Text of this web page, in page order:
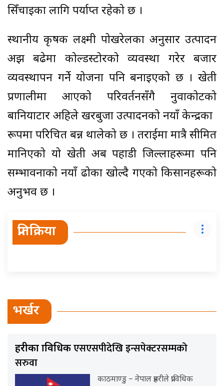
सिँचाइका लागि पर्याप्त रहेको छ ।
स्थानीय कृषक लक्ष्मी पोखरेलका अनुसार उत्पादन
अझ बढेमा कोल्डस्टोरको व्यवस्था गरेर बजार
व्यवस्थापन गर्ने योजना पनि बनाइएको छ । खेती
प्रणालीमा आएको परिवर्तनसँगै नुवाकोटको
बानियाटार अहिले खरबुजा उत्पादनको नयाँ केन्द्रका
रूपमा परिचित बन्न थालेको छ । तराईमा मात्रै सीमित
मानिएको यो खेती अब पहाडी जिल्लाहरूमा पनि
सम्भावनाको नयाँ ढोका खोल्दै गएको किसानहरूको
अनुभव छ ।
प्रतिक्रिया
भर्खर
प्रहरीका प्राविधिकएसएसपीदेखि इन्सपेक्टरसम्मको
सरुवा
काठमाण्डु – नेपाल प्रहरीले प्राविधिक